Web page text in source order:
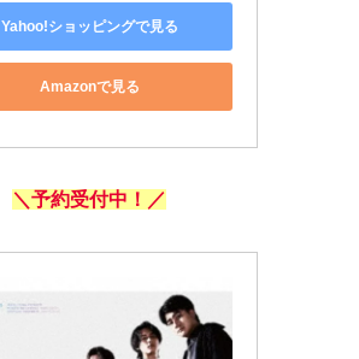
Yahoo!ショッピングで見る
Amazonで見る
＼予約受付中！／